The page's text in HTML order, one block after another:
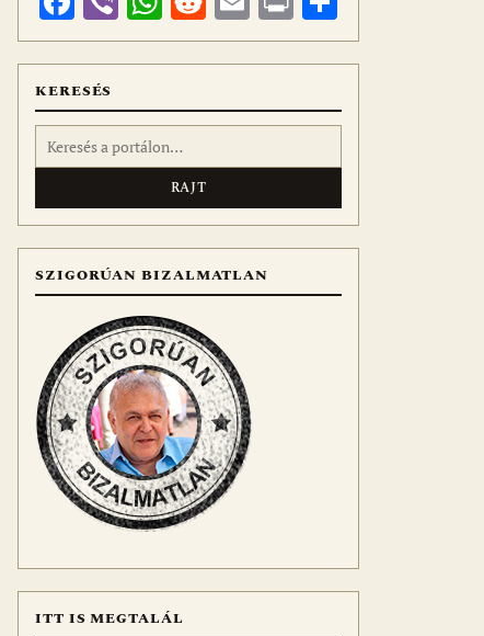
meg
KERESÉS
Keresés:
SZIGORÚAN BIZALMATLAN
ITT IS MEGTALÁL